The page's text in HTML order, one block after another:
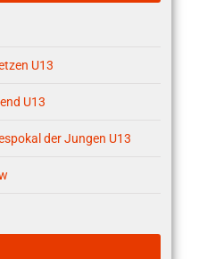
U13
U13
der Jungen U13